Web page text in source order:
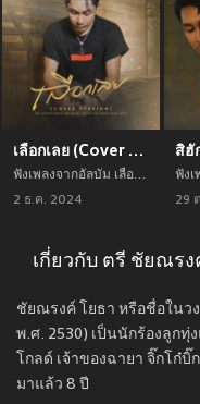
เลือกเลย (Cover Version) - Single
ฟังเพลงจากอัลบัม เลือกเลย (Cover Version) - Single เพลงใหม่จาก อัพเดทเพลงใหม่ล่าสุดก่อนใคร ตลอดปี 2021
2 ธ.ค. 2024
29
เกี่ยวกับ ตรี ชัยณรง
ชัยณรงค์ โยธา หรือชื่อในว
พ.ศ. 2530) เป็นนักร้องลูกทุ่
โกลด์ เจ้าของฉายา จิ๊กโก๋
มาแล้ว 8 ปี